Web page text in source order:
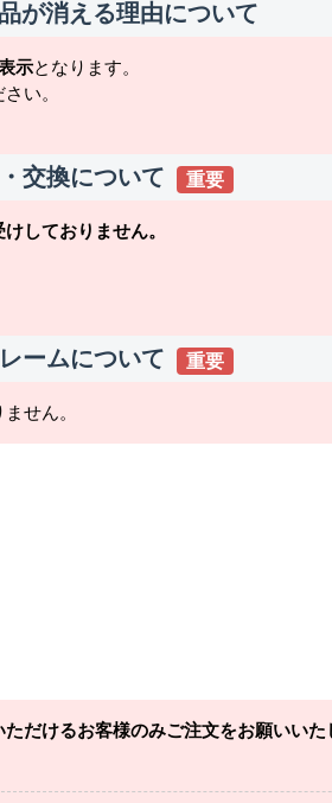
が消える理由について
示となります。
い。
交換について 重要
しておりません。
ームについて 重要
せん。
だけるお客様のみご注文をお願いいた